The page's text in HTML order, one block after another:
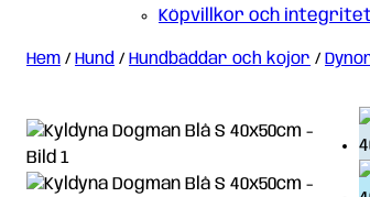
Köpvillkor och
Hem / Hund / Hundbäddar och kojor /